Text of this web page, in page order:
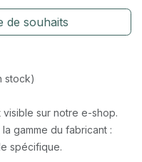
de souhaits
stock)
sur notre e-shop.
gamme du fabricant :
spécifique.